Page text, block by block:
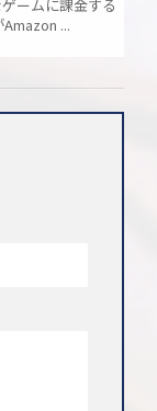
ームに課金する
...